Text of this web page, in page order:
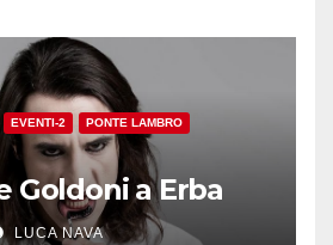
EVENTI-2 PONTE LAMBRO
Goldoni a Erba
LUCA NAVA